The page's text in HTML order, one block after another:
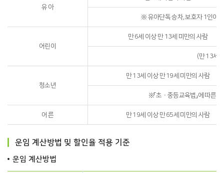
유 아
※ 유아단독 승차, 보호자 1인이
어린이
만 6세 이상 만 13세 미만의 사람
(만 13세
청소년
만 13세 이상 만 19세 미만의 사람
※「초ㆍ중등교육법」에 따른
어 른 만 19세 이상 만 65세 미만의 사람
운임 계산방법 및 할인율 적용 기준
운임 계산방법